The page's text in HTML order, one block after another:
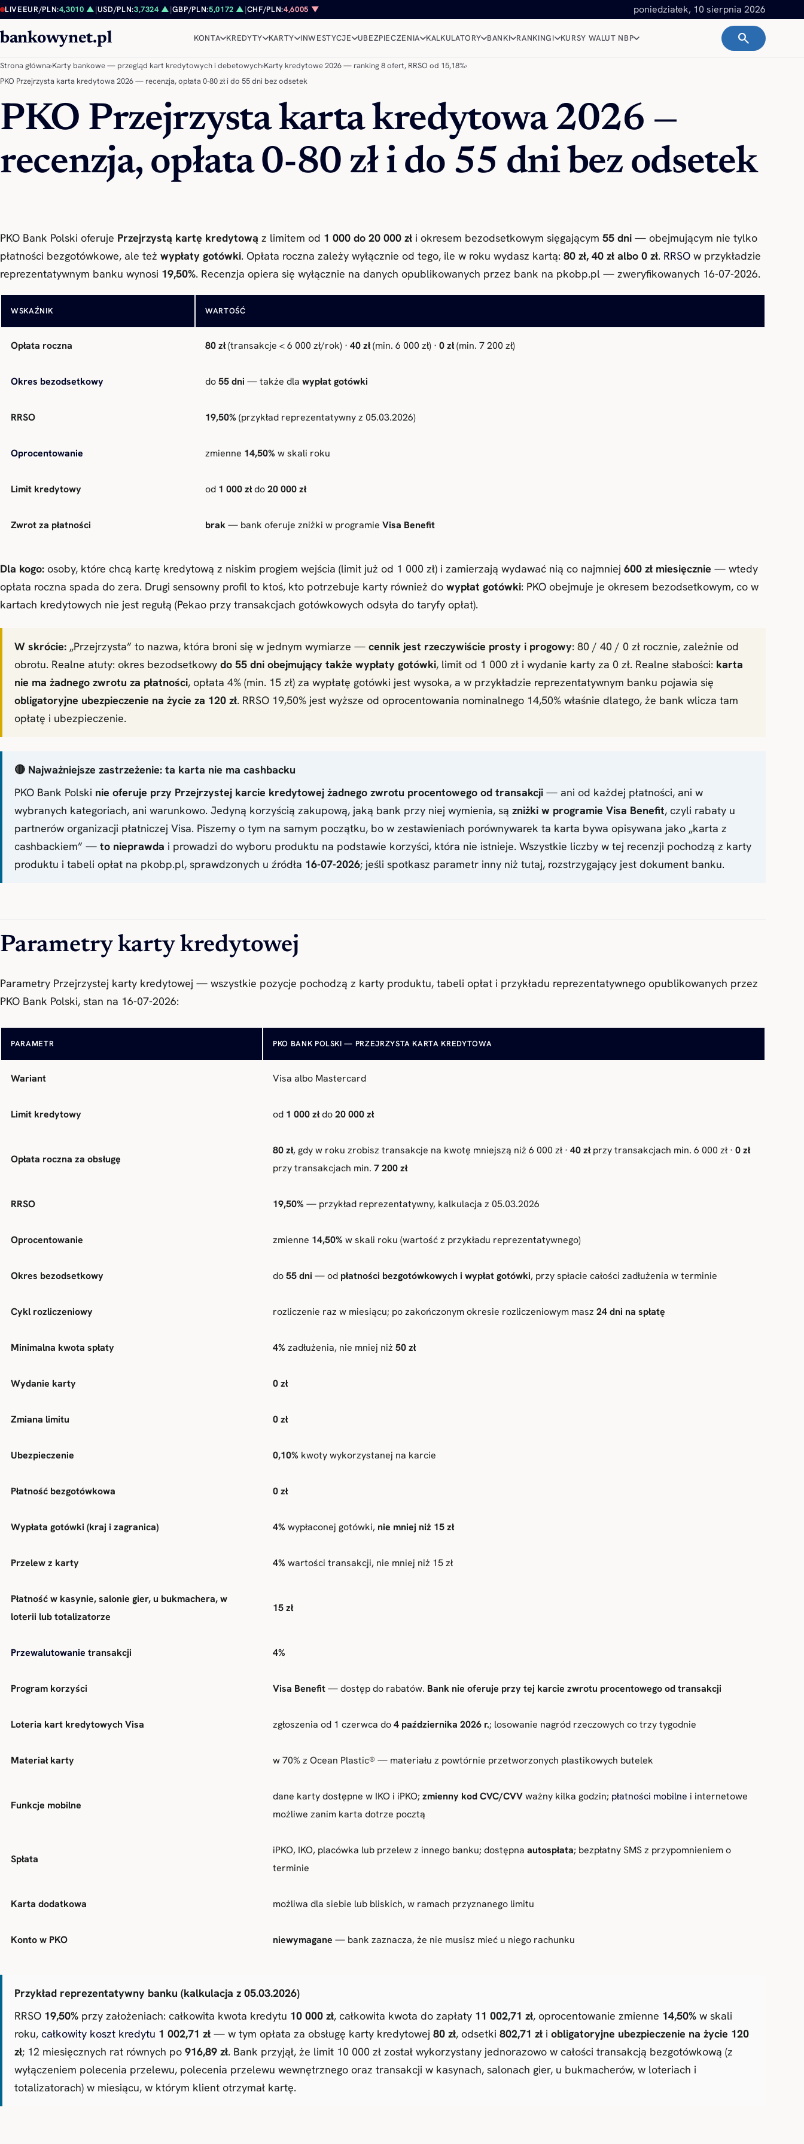
Przejdź do treści
LIVEEUR/PLN:4,3010 ▲|USD/PLN:3,7324 ▲|GBP/PLN:5,0172 ▲|CHF/PLN:4,6005 ▼ poniedziałek, 10 sierpnia 2026
bankowynet.pl KONTA KREDYTY KARTY INWESTYCJE UBEZPIECZENIA KALKULATORY BANKI RANKINGI KURSY WALUT NBP search
Strona główna›Karty bankowe — przegląd kart kredytowych i debetowych›Karty kredytowe 2026 — ranking 8 ofert, RRSO od 15,18%›
PKO Przejrzysta karta kredytowa 2026 — recenzja, opłata 0-80 zł i do 55 dni bez odsetek
PKO Przejrzysta karta kredytowa 2026 —
recenzja, opłata 0-80 zł i do 55 dni bez odsetek
PKO Bank Polski oferuje Przejrzystą kartę kredytową z limitem od 1 000 do 20 000 zł i okresem bezodsetkowym sięgającym 55 dni — obejmującym nie tylko
płatności bezgotówkowe, ale też wypłaty gotówki. Opłata roczna zależy wyłącznie od tego, ile w roku wydasz kartą: 80 zł, 40 zł albo 0 zł. RRSO w przykładzie
reprezentatywnym banku wynosi 19,50%. Recenzja opiera się wyłącznie na danych opublikowanych przez bank na pkobp.pl — zweryfikowanych 16-07-2026.
WSKAŹNIK WARTOŚĆ
Opłata roczna 80 zł(transakcje < 6 000 zł/rok) · 40 zł(min. 6 000 zł) · 0 zł(min. 7 200 zł)
Okres bezodsetkowy do55 dni — także dla wypłat gotówki
RRSO 19,50% (przykład reprezentatywny z 05.03.2026)
Oprocentowanie zmienne 14,50% w skali roku
Limit kredytowy od 1 000 złdo20 000 zł
Zwrot za płatności brak— bank oferuje zniżki w programie Visa Benefit
Dla kogo: osoby, które chcą kartę kredytową z niskim progiem wejścia (limit już od 1 000 zł) i zamierzają wydawać nią co najmniej 600 zł miesięcznie — wtedy
opłata roczna spada do zera. Drugi sensowny profil to ktoś, kto potrzebuje karty również do wypłat gotówki: PKO obejmuje je okresem bezodsetkowym, co w
kartach kredytowych nie jest regułą (Pekao przy transakcjach gotówkowych odsyła do taryfy opłat).
W skrócie: „Przejrzysta” to nazwa, która broni się w jednym wymiarze — cennik jest rzeczywiście prosty i progowy: 80 / 40 / 0 zł rocznie, zależnie od
obrotu. Realne atuty: okres bezodsetkowy do 55 dni obejmujący także wypłaty gotówki, limit od 1 000 zł i wydanie karty za 0 zł. Realne słabości: karta
nie ma żadnego zwrotu za płatności, opłata 4% (min. 15 zł) za wypłatę gotówki jest wysoka, a w przykładzie reprezentatywnym banku pojawia się
obligatoryjne ubezpieczenie na życie za 120 zł. RRSO 19,50% jest wyższe od oprocentowania nominalnego 14,50% właśnie dlatego, że bank wlicza tam
opłatę i ubezpieczenie.
🔴 Najważniejsze zastrzeżenie: ta karta nie ma cashbacku
PKO Bank Polski nie oferuje przy Przejrzystej karcie kredytowej żadnego zwrotu procentowego od transakcji — ani od każdej płatności, ani w
wybranych kategoriach, ani warunkowo. Jedyną korzyścią zakupową, jaką bank przy niej wymienia, są zniżki w programie Visa Benefit, czyli rabaty u
partnerów organizacji płatniczej Visa. Piszemy o tym na samym początku, bo w zestawieniach porównywarek ta karta bywa opisywana jako „karta z
cashbackiem” — to nieprawda i prowadzi do wyboru produktu na podstawie korzyści, która nie istnieje. Wszystkie liczby w tej recenzji pochodzą z karty
produktu i tabeli opłat na pkobp.pl, sprawdzonych u źródła 16-07-2026; jeśli spotkasz parametr inny niż tutaj, rozstrzygający jest dokument banku.
Parametry karty kredytowej
Parametry Przejrzystej karty kredytowej — wszystkie pozycje pochodzą z karty produktu, tabeli opłat i przykładu reprezentatywnego opublikowanych przez
PKO Bank Polski, stan na 16-07-2026:
PARAMETR PKO BANK POLSKI — PRZEJRZYSTA KARTA KREDYTOWA
Wariant Visa albo Mastercard
Limit kredytowy od 1 000 złdo20 000 zł
Opłata roczna za obsługę
80 zł, gdy w roku zrobisz transakcje na kwotę mniejszą niż 6 000 zł · 40 zł przy transakcjach min. 6 000 zł · 0 zł
przy transakcjach min. 7 200 zł
RRSO 19,50% — przykład reprezentatywny, kalkulacja z 05.03.2026
Oprocentowanie zmienne 14,50% w skali roku (wartość z przykładu reprezentatywnego)
Okres bezodsetkowy do55 dni — od płatności bezgotówkowych i wypłat gotówki, przy spłacie całości zadłużenia w terminie
Cykl rozliczeniowy rozliczenie raz w miesiącu; po zakończonym okresie rozliczeniowym masz 24 dni na spłatę
Minimalna kwota spłaty 4% zadłużenia, nie mniej niż 50 zł
Wydanie karty 0 zł
Zmiana limitu 0 zł
Ubezpieczenie 0,10% kwoty wykorzystanej na karcie
Płatność bezgotówkowa 0 zł
Wypłata gotówki (kraj i zagranica) 4% wypłaconej gotówki, nie mniej niż 15 zł
Przelew z karty 4% wartości transakcji, nie mniej niż 15 zł
Płatność w kasynie, salonie gier, u bukmachera, w
loterii lub totalizatorze
15 zł
Przewalutowanie transakcji 4%
Program korzyści Visa Benefit— dostęp do rabatów. Bank nie oferuje przy tej karcie zwrotu procentowego od transakcji
Loteria kart kredytowych Visa zgłoszenia od 1 czerwca do4 października 2026 r.; losowanie nagród rzeczowych co trzy tygodnie
Materiał karty w 70% z Ocean Plastic® — materiału z powtórnie przetworzonych plastikowych butelek
Funkcje mobilne
dane karty dostępne w IKO i iPKO; zmienny kod CVC/CVVważny kilka godzin; płatności mobilne i internetowe
możliwe zanim karta dotrze pocztą
Spłata
iPKO, IKO, placówka lub przelew z innego banku; dostępna autospłata; bezpłatny SMS z przypomnieniem o
terminie
Karta dodatkowa możliwa dla siebie lub bliskich, w ramach przyznanego limitu
Konto w PKO niewymagane — bank zaznacza, że nie musisz mieć u niego rachunku
Przykład reprezentatywny banku (kalkulacja z 05.03.2026)
RRSO 19,50% przy założeniach: całkowita kwota kredytu 10 000 zł, całkowita kwota do zapłaty 11 002,71 zł, oprocentowanie zmienne 14,50% w skali
roku, całkowity koszt kredytu 1 002,71 zł — w tym opłata za obsługę karty kredytowej 80 zł, odsetki 802,71 zł i obligatoryjne ubezpieczenie na życie 120
zł; 12 miesięcznych rat równych po 916,89 zł. Bank przyjął, że limit 10 000 zł został wykorzystany jednorazowo w całości transakcją bezgotówkową (z
wyłączeniem polecenia przelewu, polecenia przelewu wewnętrznego oraz transakcji w kasynach, salonach gier, u bukmacherów, w loteriach i
totalizatorach) w miesiącu, w którym klient otrzymał kartę.